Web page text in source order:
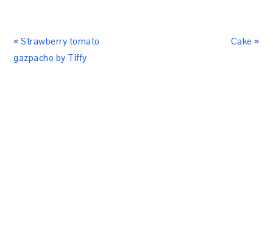
« Strawberry tomato
gazpacho by Tiffy
Cake »